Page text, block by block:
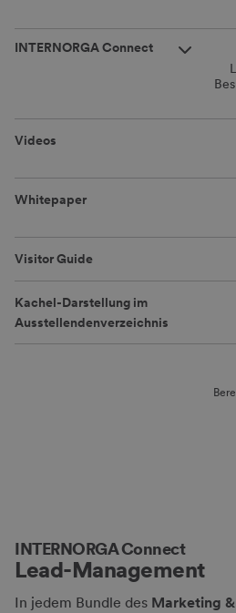
INTERNORGA Connect
Videos
Whitepaper
Visitor Guide
Kachel-Darstellung im
Ausstellendenverzeichnis
INTERNORGA Connect
Lead-Management
In jedem Bundle des Marketing